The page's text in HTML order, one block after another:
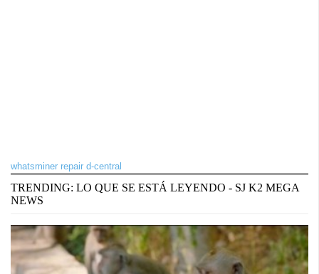
whatsminer repair d-central
TRENDING: LO QUE SE ESTÁ LEYENDO - SJ K2 MEGA
NEWS